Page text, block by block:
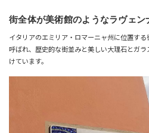
街全体が美術館のようなラヴェン
イタリアのエミリア・ロマーニャ州に位置する
呼ばれ、 歴史的な街並みと美しい大理石とガ
けています。